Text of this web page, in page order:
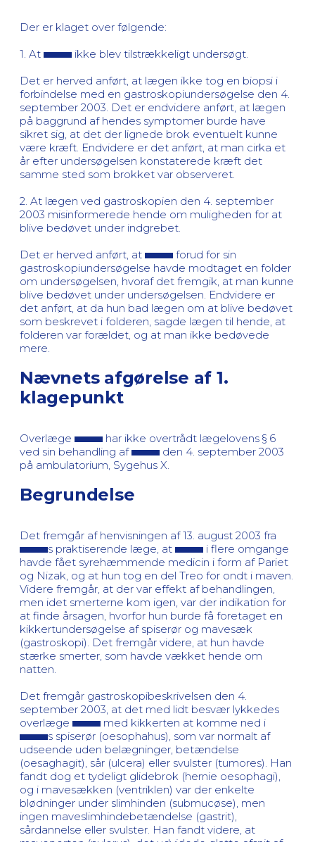
Der er klaget over følgende:
1. At
ikke blev tilstrækkeligt undersøgt.
Det er herved anført, at lægen ikke tog en biopsi i
forbindelse med en gastroskopiundersøgelse den 4.
september 2003. Det er endvidere anført, at lægen
på baggrund af hendes symptomer burde have
sikret sig, at det der lignede brok eventuelt kunne
være kræft. Endvidere er det anført, at man cirka et
år efter undersøgelsen konstaterede kræft det
samme sted som brokket var observeret.
2. At lægen ved gastroskopien den 4. september
2003 misinformerede hende om muligheden for at
blive bedøvet under indgrebet.
Det er herved anført, at
forud for sin
gastroskopiundersøgelse havde modtaget en folder
om undersøgelsen, hvoraf det fremgik, at man kunne
blive bedøvet under undersøgelsen. Endvidere er
det anført, at da hun bad lægen om at blive bedøvet
som beskrevet i folderen, sagde lægen til hende, at
folderen var forældet, og at man ikke bedøvede
mere.
Nævnets afgørelse af 1.
klagepunkt
Overlæge
har ikke overtrådt lægelovens § 6
ved sin behandling af
den 4. september 2003
på ambulatorium, Sygehus X.
Begrundelse
Det fremgår af henvisningen af 13. august 2003 fra
s praktiserende læge, at
i flere omgange
havde fået syrehæmmende medicin i form af Pariet
og Nizak, og at hun tog en del Treo for ondt i maven.
Videre fremgår, at der var effekt af behandlingen,
men idet smerterne kom igen, var der indikation for
at finde årsagen, hvorfor hun burde få foretaget en
kikkertundersøgelse af spiserør og mavesæk
(gastroskopi). Det fremgår videre, at hun havde
stærke smerter, som havde vækket hende om
natten.
Det fremgår gastroskopibeskrivelsen den 4.
september 2003, at det med lidt besvær lykkedes
overlæge
med kikkerten at komme ned i
s spiserør (oesophahus), som var normalt af
udseende uden belægninger, betændelse
(oesaghagit), sår (ulcera) eller svulster (tumores). Han
fandt dog et tydeligt glidebrok (hernie oesophagi),
og i mavesækken (ventriklen) var der enkelte
blødninger under slimhinden (submucøse), men
ingen maveslimhindebetændelse (gastrit),
sårdannelse eller svulster. Han fandt videre, at